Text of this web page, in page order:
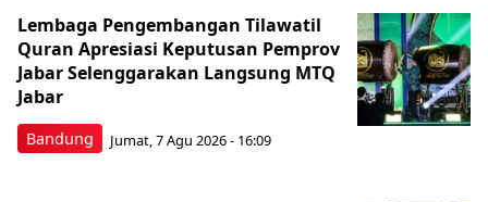
Bandung
Lembaga Pengembangan Tilawatil
Quran Apresiasi Keputusan Pemprov
Jabar Selenggarakan Langsung MTQ
Jabar
Jumat, 7 Agu 2026 - 16:09